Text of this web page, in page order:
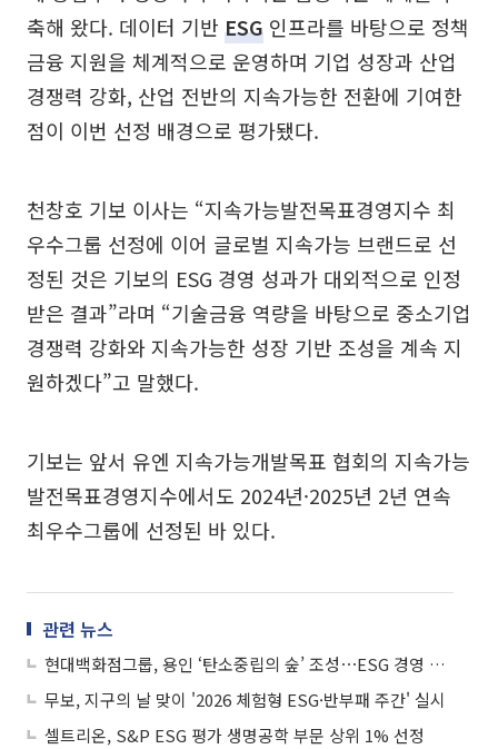
축해 왔다. 데이터 기반 ESG 인프라를 바탕으로 정책
금융 지원을 체계적으로 운영하며 기업 성장과 산업
경쟁력 강화, 산업 전반의 지속가능한 전환에 기여한
점이 이번 선정 배경으로 평가됐다.
천창호 기보 이사는 “지속가능발전목표경영지수 최
우수그룹 선정에 이어 글로벌 지속가능 브랜드로 선
정된 것은 기보의 ESG 경영 성과가 대외적으로 인정
받은 결과”라며 “기술금융 역량을 바탕으로 중소기업
경쟁력 강화와 지속가능한 성장 기반 조성을 계속 지
원하겠다”고 말했다.
기보는 앞서 유엔 지속가능개발목표 협회의 지속가능
발전목표경영지수에서도 2024년·2025년 2년 연속
최우수그룹에 선정된 바 있다.
관련 뉴스
현대백화점그룹, 용인 ‘탄소중립의 숲’ 조성⋯ESG 경영 박차
무보, 지구의 날 맞이 '2026 체험형 ESG·반부패 주간' 실시
셀트리온, S&P ESG 평가 생명공학 부문 상위 1% 선정